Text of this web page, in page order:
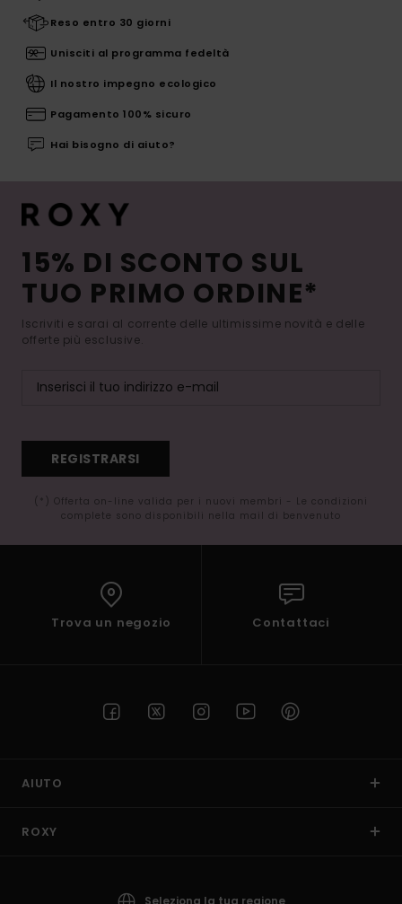
Reso entro 30 giorni
Unisciti al programma fedeltà
Il nostro impegno ecologico
Pagamento 100% sicuro
Hai bisogno di aiuto?
15% DI SCONTO SUL
TUO PRIMO ORDINE*
Iscriviti e sarai al corrente delle ultimissime novità e delle
offerte più esclusive.
REGISTRARSI
(*) Offerta on-line valida per i nuovi membri - Le condizioni
complete sono disponibili nella mail di benvenuto
Trova un negozio Contattaci
AIUTO
ROXY
Seleziona la tua regione